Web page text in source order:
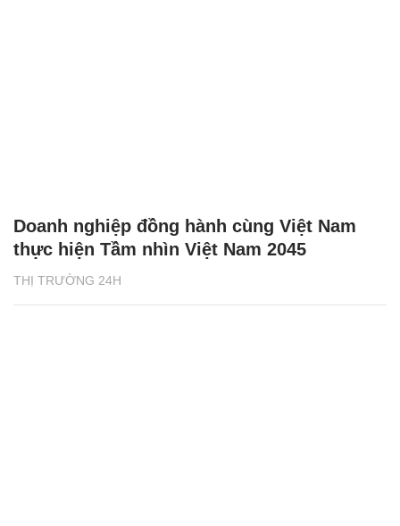
THỊ TRƯỜNG 24H
Doanh nghiệp đồng hành cùng Việt Nam
thực hiện Tầm nhìn Việt Nam 2045